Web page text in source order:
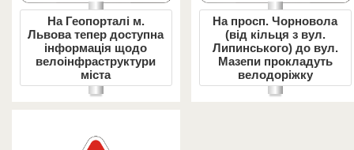
На Геопорталі м.
Львова тепер доступна
інформація щодо
велоінфраструктури
міста
На просп. Чорновола
(від кільця з вул.
Липинського) до вул.
Мазепи прокладуть
велодоріжку